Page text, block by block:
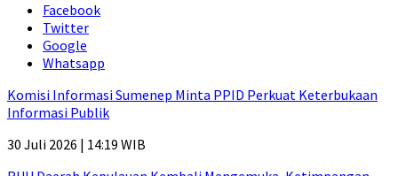
Facebook
Twitter
Google
Whatsapp
Komisi Informasi Sumenep Minta PPID Perkuat Keterbukaan
Informasi Publik
30 Juli 2026 | 14:19 WIB